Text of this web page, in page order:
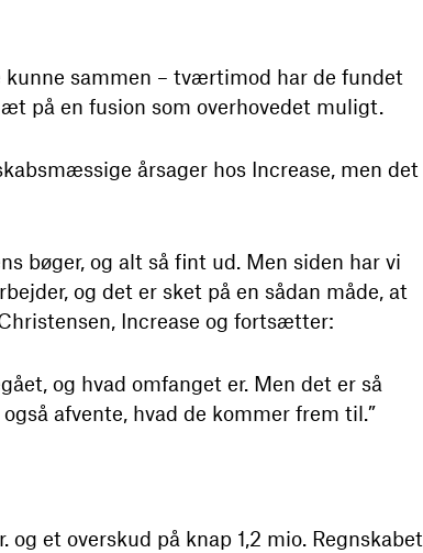
sammen – tværtimod har de fundet
på en fusion som overhovedet muligt.
årsager hos Increase, men det
bøger, og alt så fint ud. Men siden har vi
og det er sket på en sådan måde, at
Increase og fortsætter:
og hvad omfanget er. Men det er så
afvente, hvad de kommer frem til.”
et overskud på knap 1,2 mio. Regnskabet